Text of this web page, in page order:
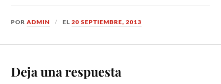
PORADMIN EL20 SEPTIEMBRE, 2013
Deja una respuesta